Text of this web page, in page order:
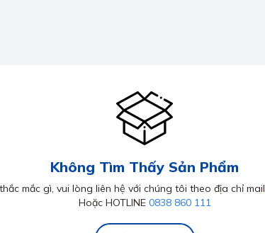
Không Tìm Thấy Sản Phẩm
mắc gì, vui lòng liên hệ với chúng tôi theo địa chỉ mail
Hoặc HOTLINE 0838 860 111